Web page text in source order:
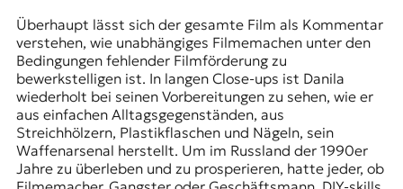
Überhaupt lässt sich der gesamte Film als Kommentar
verstehen, wie unabhängiges Filmemachen unter den
Bedingungen fehlender Filmförderung zu
bewerkstelligen ist. In langen Close-ups ist Danila
wiederholt bei seinen Vorbereitungen zu sehen, wie er
aus einfachen Alltagsgegenständen, aus
Streichhölzern, Plastikflaschen und Nägeln, sein
Waffenarsenal herstellt. Um im Russland der 1990er
Jahre zu überleben und zu prosperieren, hatte jeder, ob